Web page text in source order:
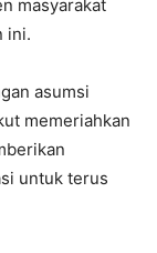
masyarakat
ini.
asumsi
memeriahkan
untuk terus